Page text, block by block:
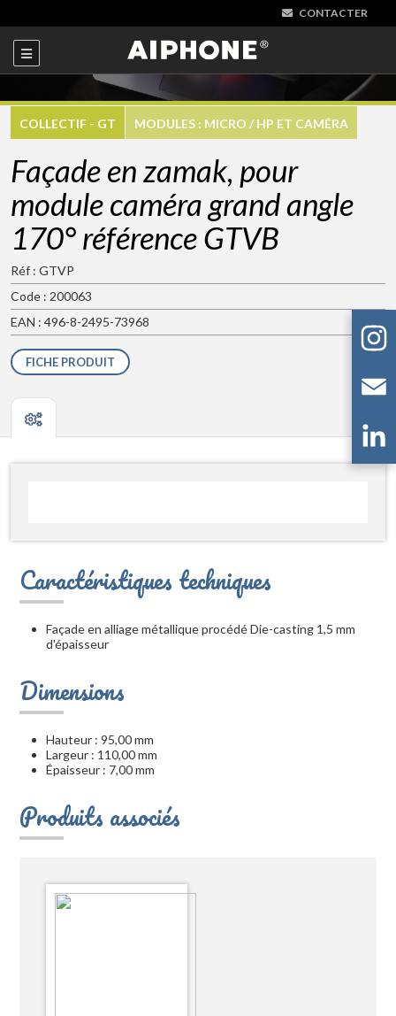
CONTACTER
COLLECTIF - GT MODULES : MICRO / HP ET CAMÉRA
Façade en zamak, pour
module caméra grand angle
170° référence GTVB
Réf : GTVP
Code : 200063
EAN : 496-8-2495-73968
FICHE PRODUIT
Caractéristiques techniques
Façade en alliage métallique procédé Die-casting 1,5 mm
d'épaisseur
Dimensions
Hauteur : 95,00 mm
Largeur : 110,00 mm
Épaisseur : 7,00 mm
Produits associés